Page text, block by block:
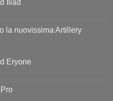
Iliad
la nuovissima Artillery
Eryone